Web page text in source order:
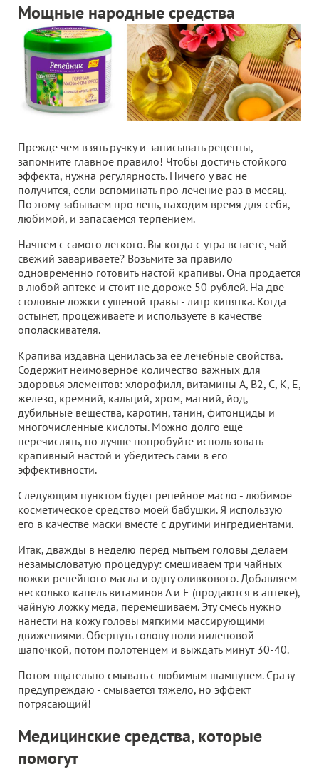
Мощные народные средства
Прежде чем взять ручку и записывать рецепты,
запомните главное правило! Чтобы достичь стойкого
эффекта, нужна регулярность. Ничего у вас не
получится, если вспоминать про лечение раз в месяц.
Поэтому забываем про лень, находим время для себя,
любимой, и запасаемся терпением.
Начнем с самого легкого. Вы когда с утра встаете, чай
свежий завариваете? Возьмите за правило
одновременно готовить настой крапивы. Она продается
в любой аптеке и стоит не дороже 50 рублей. На две
столовые ложки сушеной травы - литр кипятка. Когда
остынет, процеживаете и используете в качестве
ополаскивателя.
Крапива издавна ценилась за ее лечебные свойства.
Содержит неимоверное количество важных для
здоровья элементов: хлорофилл, витамины A, B2, C, K, E,
железо, кремний, кальций, хром, магний, йод,
дубильные вещества, каротин, танин, фитонциды и
многочисленные кислоты. Можно долго еще
перечислять, но лучше попробуйте использовать
крапивный настой и убедитесь сами в его
эффективности.
Следующим пунктом будет репейное масло - любимое
косметическое средство моей бабушки. Я использую
его в качестве маски вместе с другими ингредиентами.
Итак, дважды в неделю перед мытьем головы делаем
незамысловатую процедуру: смешиваем три чайных
ложки репейного масла и одну оливкового. Добавляем
несколько капель витаминов А и Е (продаются в аптеке),
чайную ложку меда, перемешиваем. Эту смесь нужно
нанести на кожу головы мягкими массирующими
движениями. Обернуть голову полиэтиленовой
шапочкой, потом полотенцем и выждать минут 30-40.
Потом тщательно смывать с любимым шампунем. Сразу
предупреждаю - смывается тяжело, но эффект
потрясающий!
Медицинские средства, которые
помогут